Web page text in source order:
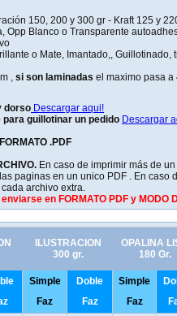
150, 200 y 300 gr - Kraft 125 y
Opp Blanco o Transparente
o Mate, Imantado,, Guillotinado,
, si son laminadas el maximo pasa a
dorso Descargar aqui!
guillotinar un pedido Descargar
.PDF
En caso de imprimir más de
paginas en un unico PDF . En caso
archivo extra.
en FORMATO PDF y MODO
ILUSTRACION
300 gr.
OPALINA
180 Gr.
Simple
Faz
Doble
Faz
Simple
Faz